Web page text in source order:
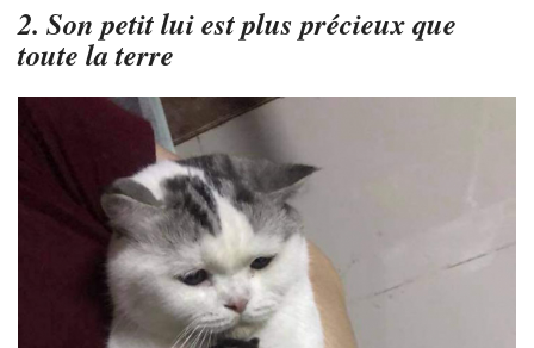
2. Son petit lui est plus précieux que
toute la terre